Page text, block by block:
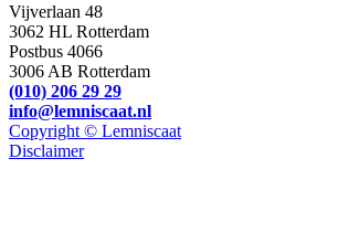
Vijverlaan 48
3062 HL Rotterdam
Postbus 4066
3006 AB Rotterdam
(010) 206 29 29
info@lemniscaat.nl
Copyright © Lemniscaat
Disclaimer